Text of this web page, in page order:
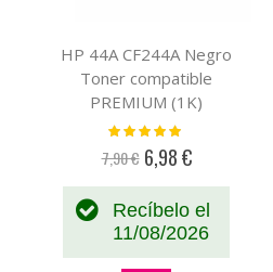
HP 44A CF244A Negro
Toner compatible
PREMIUM (1K)
Valoración:
7,90 € Precio
6,98 €
Recíbelo el
11/08/2026